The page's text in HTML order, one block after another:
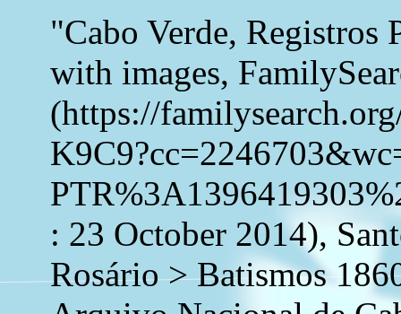
"Cabo Verde, Registros
with images,
(https://
: 23 October 2014),
Rosário > Batismos